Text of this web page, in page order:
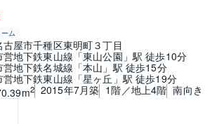
ム
屋市千種区東明町３丁目
営地下鉄東山線「東山公園」駅 徒歩10分
営地下鉄名城線「本山」駅 徒歩15分
営地下鉄東山線「星ヶ丘」駅 徒歩19分
2 2015年7月築 1階／地上4階 南向き